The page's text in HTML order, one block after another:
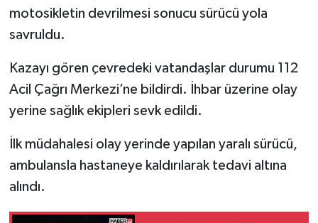
motosikletin devrilmesi sonucu sürücü yola
savruldu.
Kazayı gören çevredeki vatandaşlar durumu 112
Acil Çağrı Merkezi’ne bildirdi. İhbar üzerine olay
yerine sağlık ekipleri sevk edildi.
İlk müdahalesi olay yerinde yapılan yaralı sürücü,
ambulansla hastaneye kaldırılarak tedavi altına
alındı.
Yerel
Künye